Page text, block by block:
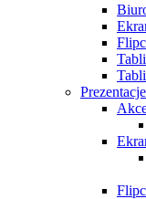
Prezentacje